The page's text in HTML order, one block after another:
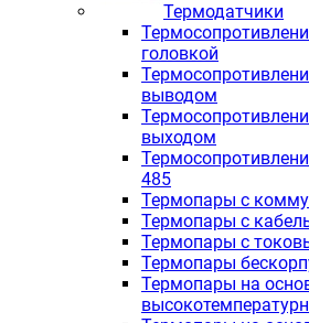
Термодатчики
головкой
выводом
выходом
485
Термопары с
Термопары с
Термопары с
Термопары
Термопары на